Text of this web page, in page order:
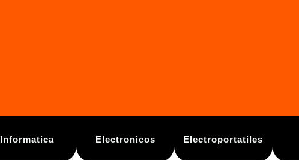
Informatica Electronicos Electroportatiles